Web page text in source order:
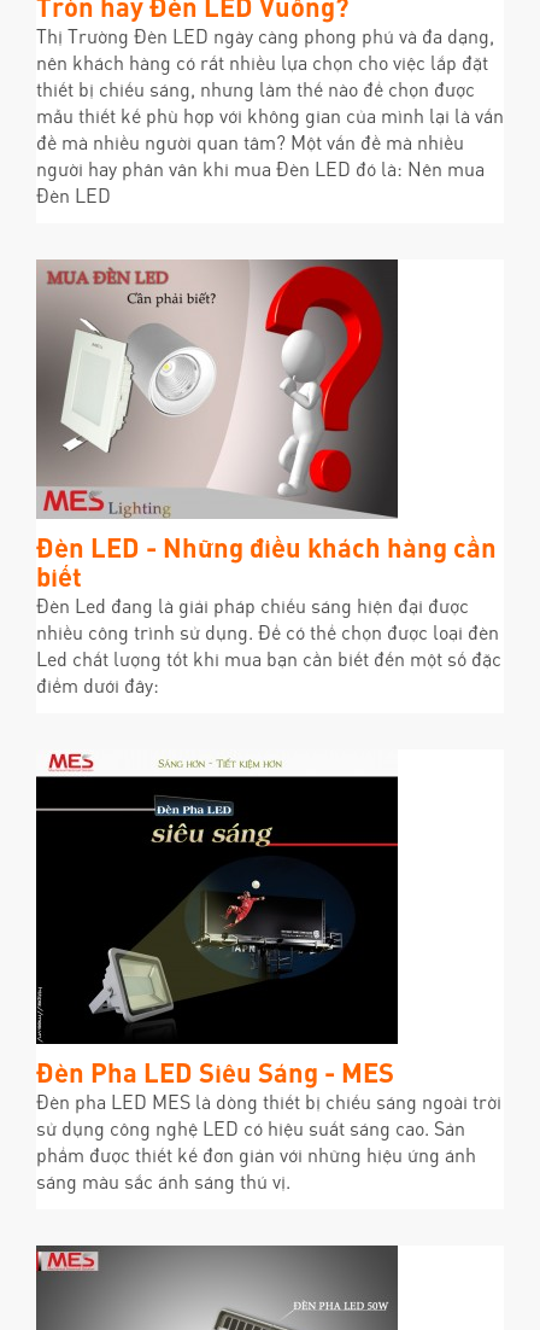
Tròn hay Đèn LED Vuông?
Thị Trường Đèn LED ngày càng phong phú và đa dạng,
nên khách hàng có rất nhiều lựa chọn cho việc lắp đặt
thiết bị chiếu sáng, nhưng làm thế nào để chọn được
mẫu thiết kế phù hợp với không gian của mình lại là vấn
đề mà nhiều người quan tâm? Một vấn đề mà nhiều
người hay phân vân khi mua Đèn LED đó là: Nên mua
Đèn LED
Đèn LED - Những điều khách hàng cần
biết
Đèn Led đang là giải pháp chiếu sáng hiện đại được
nhiều công trình sử dụng. Để có thể chọn được loại đèn
Led chất lượng tốt khi mua bạn cần biết đến một số đặc
điểm dưới đây:
Đèn Pha LED Siêu Sáng - MES
Đèn pha LED MES là dòng thiết bị chiếu sáng ngoài trời
sử dụng công nghệ LED có hiệu suất sáng cao. Sản
phẩm được thiết kế đơn giản với những hiệu ứng ánh
sáng màu sắc ánh sáng thú vị.